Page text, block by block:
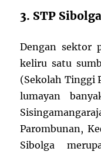
3. STP Sibolga
Dengan sektor
keliru satu
(Sekolah Tinggi
lumayan
Parombunan,
Sibolga